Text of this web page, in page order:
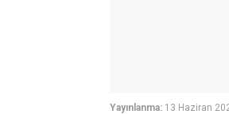
Yayınlanma: 13 Haziran